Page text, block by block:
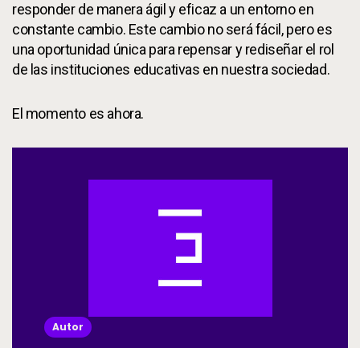
responder de manera ágil y eficaz a un entorno en
constante cambio. Este cambio no será fácil, pero es
una oportunidad única para repensar y rediseñar el rol
de las instituciones educativas en nuestra sociedad.
El momento es ahora.
Autor